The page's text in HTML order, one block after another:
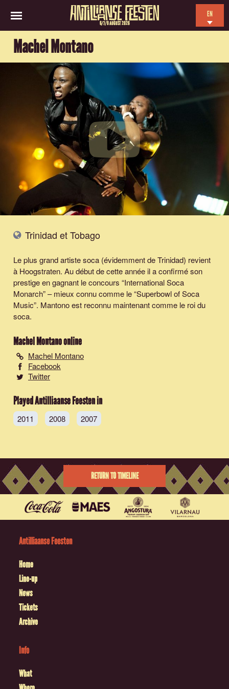
6/7/8 AUGUST 2026
EN
Machel Montano
Trinidad et Tobago
Le plus grand artiste soca (évidemment de Trinidad) revient
à Hoogstraten. Au début de cette année il a confirmé son
prestige en gagnant le concours “International Soca
Monarch” – mieux connu comme le “Superbowl of Soca
Music”. Mantono est reconnu maintenant comme le roi du
soca.
Machel Montanoonline
Machel Montano
Facebook
Twitter
Played Antilliaanse Feesten in
2011 2008 2007
RETURN TO TIMELINE
Antilliaanse Feesten
Home
Line-up
News
Tickets
Archive
Info
What